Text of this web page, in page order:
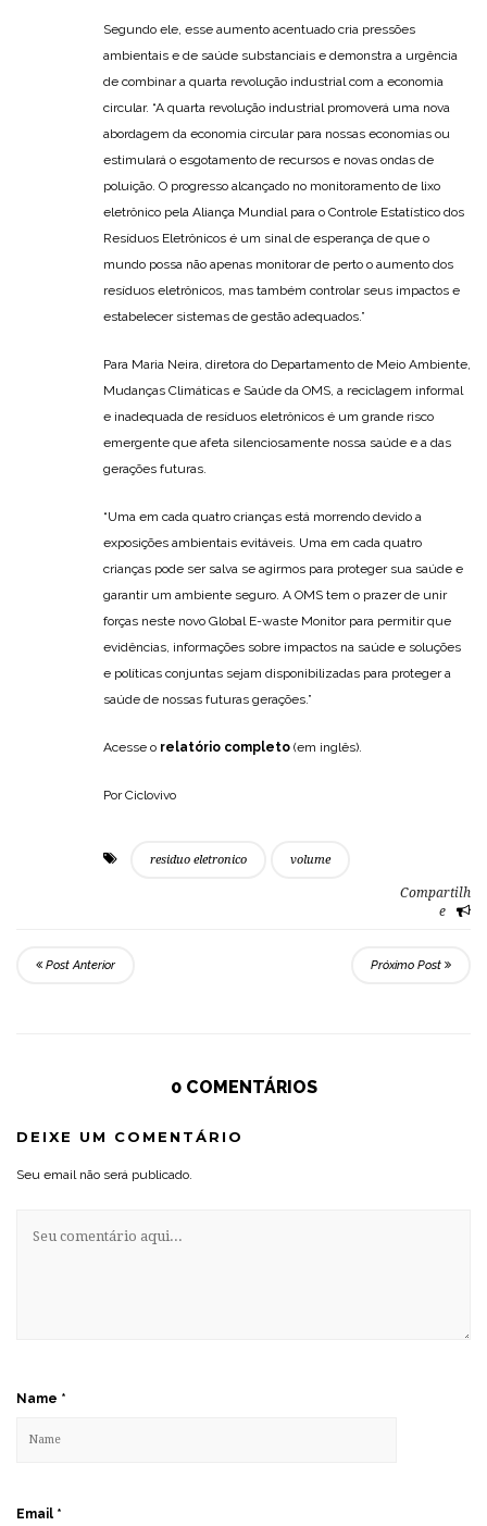
Segundo ele, esse aumento acentuado cria pressões
ambientais e de saúde substanciais e demonstra a urgência
de combinar a quarta revolução industrial com a economia
circular. “A quarta revolução industrial promoverá uma nova
abordagem da economia circular para nossas economias ou
estimulará o esgotamento de recursos e novas ondas de
poluição. O progresso alcançado no monitoramento de lixo
eletrônico pela Aliança Mundial para o Controle Estatístico dos
Resíduos Eletrônicos é um sinal de esperança de que o
mundo possa não apenas monitorar de perto o aumento dos
resíduos eletrônicos, mas também controlar seus impactos e
estabelecer sistemas de gestão adequados.”
Para Maria Neira, diretora do Departamento de Meio Ambiente,
Mudanças Climáticas e Saúde da OMS, a reciclagem informal
e inadequada de resíduos eletrônicos é um grande risco
emergente que afeta silenciosamente nossa saúde e a das
gerações futuras.
“Uma em cada quatro crianças está morrendo devido a
exposições ambientais evitáveis. Uma em cada quatro
crianças pode ser salva se agirmos para proteger sua saúde e
garantir um ambiente seguro. A OMS tem o prazer de unir
forças neste novo Global E-waste Monitor para permitir que
evidências, informações sobre impactos na saúde e soluções
e políticas conjuntas sejam disponibilizadas para proteger a
saúde de nossas futuras gerações.”
Acesse o relatório completo (em inglês).
Por Ciclovivo
residuo eletronico volume
Compartilh
e
Post Anterior Próximo Post
0 COMENTÁRIOS
DEIXE UM COMENTÁRIO
Seu email não será publicado.
Name *
Email *